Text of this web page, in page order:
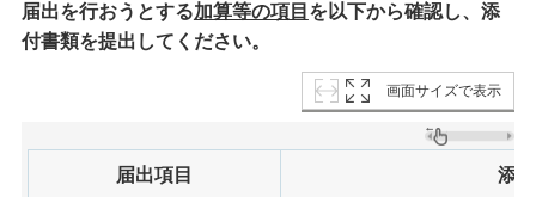
届出を行おうとする加算等の項目 を以下から確認し、添
付書類を提出してください。
画面サイズで表示
届出項目 添